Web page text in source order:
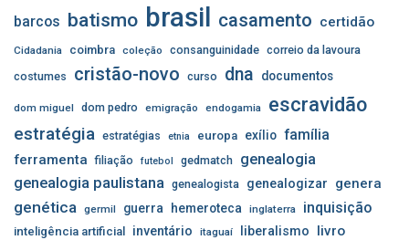
barcos batismo brasil casamento certidão
Cidadania coimbra coleção consanguinidade correio da lavoura
costumes
cristão-novo curso dna documentos
dom miguel dom pedro emigração endogamia escravidão
estratégia estratégias etnia europa exílio família
ferramenta filiação futebol gedmatch genealogia
genealogia paulistana genealogista genealogizar genera
genética germil guerra hemeroteca inglaterra inquisição
inteligência artificial inventário itaguaí liberalismo livro